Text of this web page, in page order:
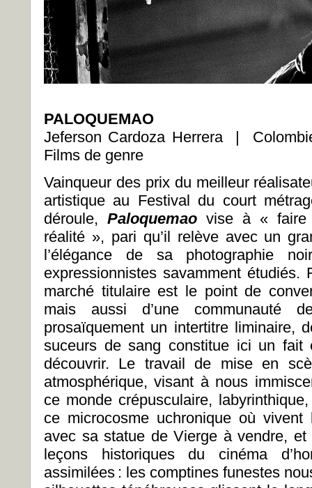
PALOQUEMAO
Jeferson Cardoza Herrera |
Films de genre
Vainqueur des prix du meilleur
artistique au Festival du court
déroule, Paloquemao vise à « faire
réalité », pari qu’il relève avec un
l’élégance de sa photographie
expressionnistes savamment
marché titulaire est le point de
mais aussi d’une communauté
prosaïquement un intertitre liminaire,
suceurs de sang constitue ici un fait
découvrir. Le travail de mise en
atmosphérique, visant à nous
ce monde crépusculaire,
ce microcosme uchronique où
avec sa statue de Vierge à vendre,
leçons historiques du cinéma
assimilées : les comptines funestes